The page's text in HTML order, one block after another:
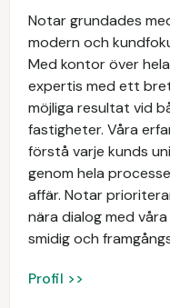
Notar grundades
modern och
Med kontor över
expertis med ett
möjliga resultat vid
fastigheter. Våra
förstå varje kunds
genom hela
affär. Notar
nära dialog med
smidig och
Profil >>